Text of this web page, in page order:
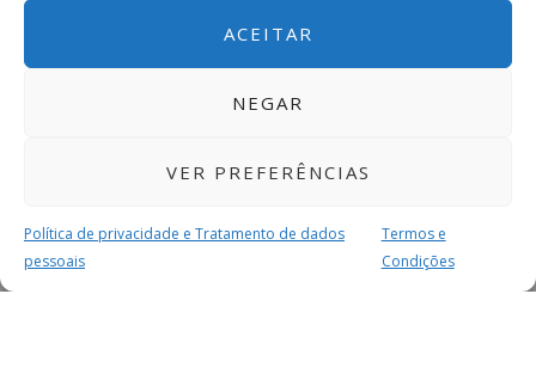
ACEITAR
NEGAR
VER PREFERÊNCIAS
Política de privacidade e Tratamento de dados
pessoais
Termos e
Condições